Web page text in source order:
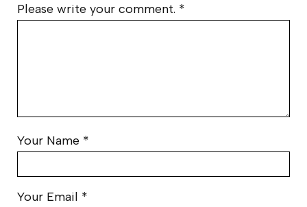
Please write your comment. *
Your Name *
Your Email *